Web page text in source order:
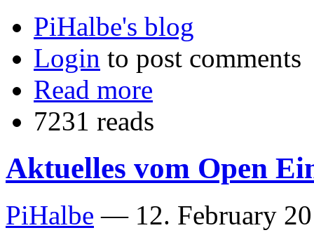
PiHalbe's blog
Login to post comments
Read more
7231 reads
Aktuelles vom Open
PiHalbe — 12. February